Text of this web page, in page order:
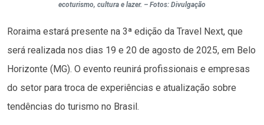
ecoturismo, cultura e lazer. – Fotos: Divulgação
Roraima estará presente na 3ª edição da Travel Next, que
será realizada nos dias 19 e 20 de agosto de 2025, em Belo
Horizonte (MG). O evento reunirá profissionais e empresas
do setor para troca de experiências e atualização sobre
tendências do turismo no Brasil.